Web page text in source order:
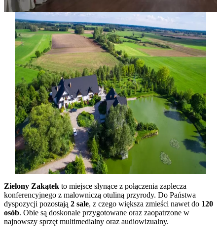
Zielony Zakątek to miejsce słynące z połączenia zaplecza
konferencyjnego z malowniczą otuliną przyrody. Do Państwa
dyspozycji pozostają 2 sale, z czego większa zmieści nawet do 120
osób. Obie są doskonale przygotowane oraz zaopatrzone w
najnowszy sprzęt multimedialny oraz audiowizualny.